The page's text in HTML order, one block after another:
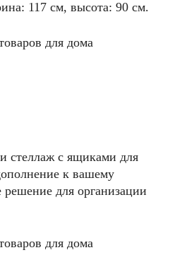
117 см, высота: 90 см.
стеллаж с ящиками для
к вашему
для организации